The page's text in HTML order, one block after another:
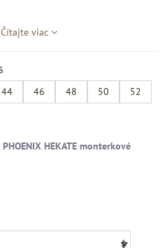
Čítajte viac
44 46 48 50
52